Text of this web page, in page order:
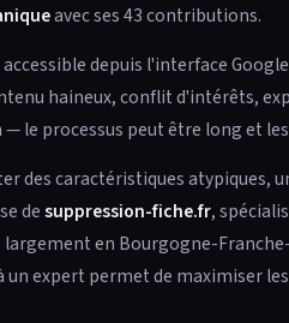
avec ses 43 contributions.
depuis l'interface
haineux, conflit d'intérêts,
le processus peut être long et
des caractéristiques atypiques,
desuppression-fiche.fr,
largement en Bourgogne-
expert permet de maximiser